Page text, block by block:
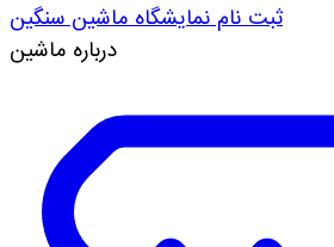
ثبت نام نمایشگاه ماشین سنگین
درباره ماشین